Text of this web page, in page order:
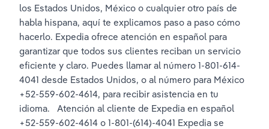
los Estados Unidos, México o cualquier otro país de
habla hispana, aquí te explicamos paso a paso cómo
hacerlo. Expedia ofrece atención en español para
garantizar que todos sus clientes reciban un servicio
eficiente y claro. Puedes llamar al número 1-801-614-
4041 desde Estados Unidos, o al número para México
+52-559-602-4614, para recibir asistencia en tu
idioma.   Atención al cliente de Expedia en español
+52-559-602-4614 o 1-801-(614)-4041 Expedia se